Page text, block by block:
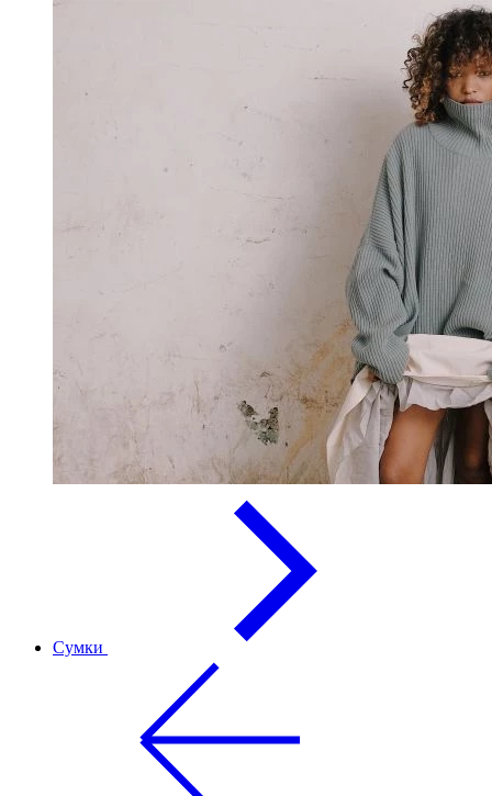
Сумки